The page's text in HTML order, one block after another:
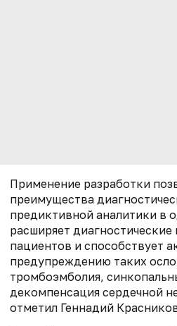
Применение разработки
преимущества
предиктивной аналитики в
расширяет
пациентов и способствует
предупреждению таких
тромбоэмболия,
декомпенсация сердечной
отметил Геннадий